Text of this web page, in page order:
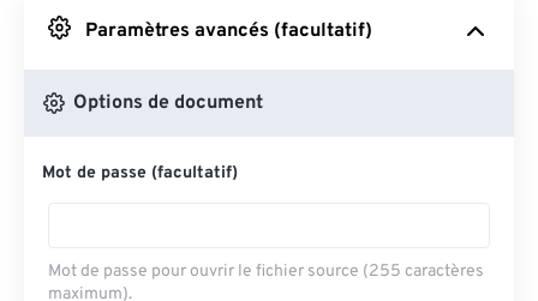
Depuis Google Drive
Depuis OneDrive
Depuis l'URL
Paramètres avancés (facultatif)
Options de document
Mot de passe (facultatif)
Mot de passe pour ouvrir le fichier source (255 caractères
maximum).